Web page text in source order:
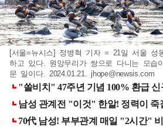
[서울=뉴시스] 정병혁 기자 = 21일 서울 성
하고 있다. 원앙무리가 쌍으로 다니는 모습
문 일이다. 2024.01.21. jhope@newsis.com